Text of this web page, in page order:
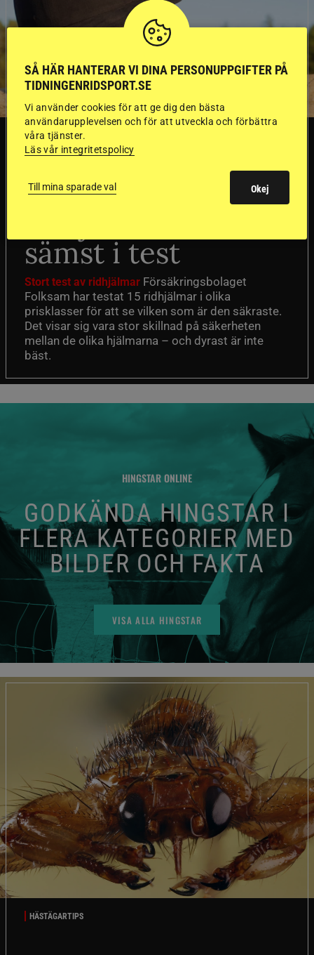
SVERIGE
Dyraste
sämst i test
Stort test av ridhjälmar Försäkringsbolaget
Folksam har testat 15 ridhjälmar i olika
prisklasser för att se vilken som är den säkraste.
Det visar sig vara stor skillnad på säkerheten
mellan de olika hjälmarna – och dyrast är inte
bäst.
HINGSTAR ONLINE
GODKÄNDA HINGSTAR I
FLERA KATEGORIER MED
BILDER OCH FAKTA
VISA ALLA HINGSTAR
HÄSTÄGARTIPS
SÅ HÄR HANTERAR VI DINA PERSONUPPGIFTER PÅ
TIDNINGENRIDSPORT.SE
Vi använder cookies för att ge dig den bästa
användarupplevelsen och för att utveckla och förbättra
våra tjänster.
Läs vår integritetspolicy
Till mina sparade val Okej